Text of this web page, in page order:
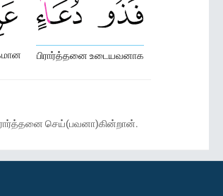
பிரார்த்தனை உடையவனாக
செய்(பவனா)கின்றான்.